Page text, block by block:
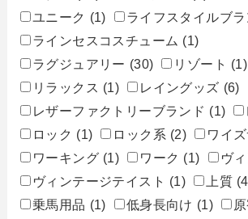
ユニーク (1) ライフスタイルブラ
ラインセスコスチューム (1)
ラグジュアリー (30) リゾート (1)
リラックス (1) レイングッズ (6)
レザーファクトリーブランド (1)
ロック (1) ロック系 (2) ワイ
ワーキング (1) ワーク (1) ヴ
ヴィンテージテイスト (1) 上質
乗馬用品 (1) 低身長向け (1)